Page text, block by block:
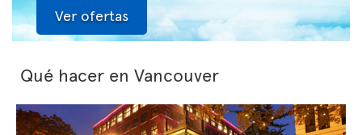
Ver ofertas
Qué hacer en Vancouver